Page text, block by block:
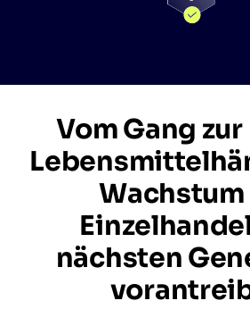
Vom Gang zur
Wachstum
nächsten